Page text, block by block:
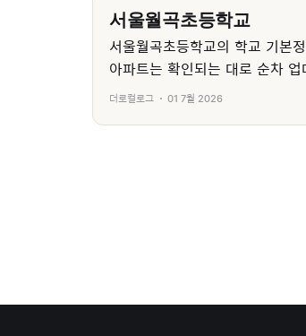
서울월곡초등학교
서울월곡초등학교의 학교 기본
아파트는 확인되는 대로 순차 업
더로컬로그 01 7월 2026